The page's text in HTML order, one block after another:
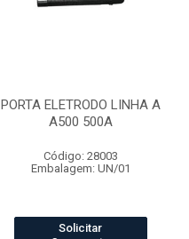
PORTA ELETRODO LINHA A
A500 500A
Código: 28003
Embalagem: UN/01
Solicitar